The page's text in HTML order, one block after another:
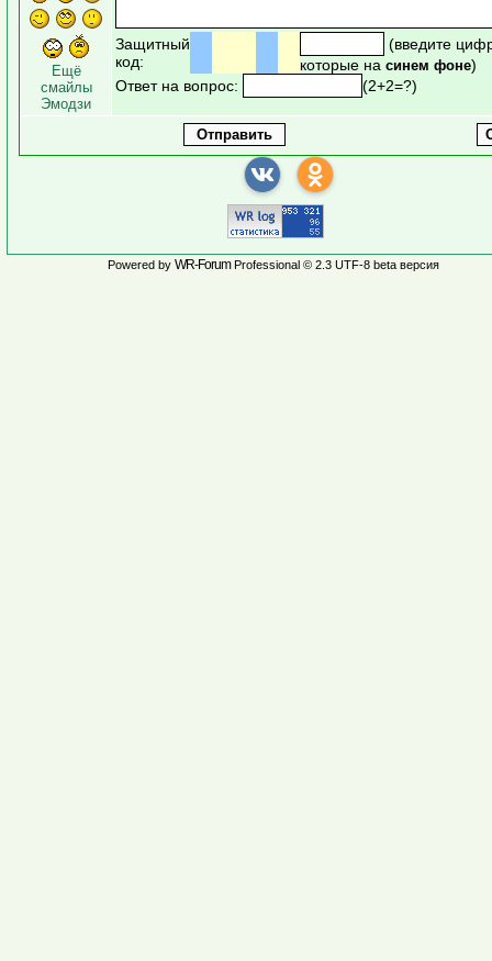
Ещё
смайлы
Эмодзи
Защитный
код:
(введите
которые на синем фоне)
Ответ на вопрос:
(2+2=?)
Powered by WR-ForumProfessional © 2.3 UTF-8 beta версия